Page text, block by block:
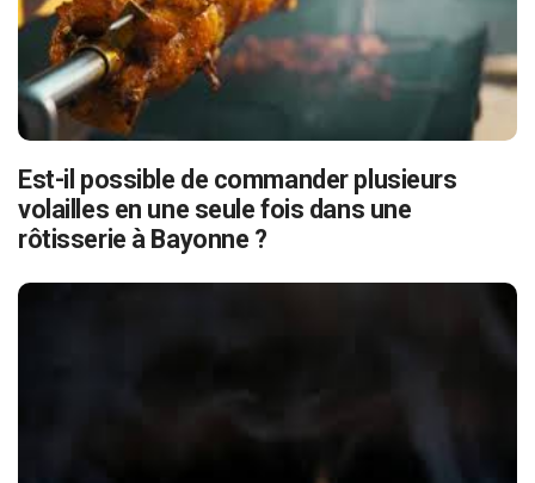
Est-il possible de commander plusieurs
volailles en une seule fois dans une
rôtisserie à Bayonne ?